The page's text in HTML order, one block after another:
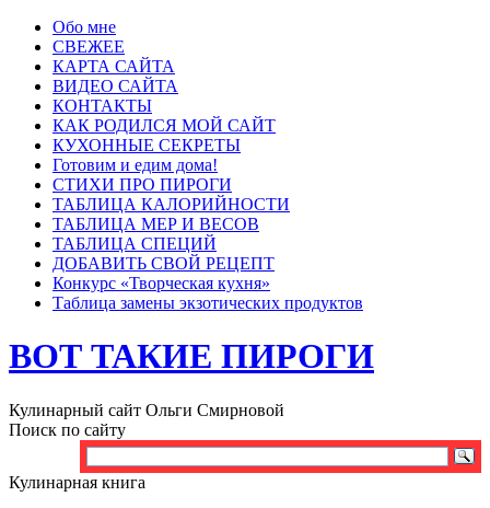
Обо мне
СВЕЖЕЕ
КАРТА САЙТА
ВИДЕО САЙТА
КОНТАКТЫ
КАК РОДИЛСЯ МОЙ САЙТ
КУХОННЫЕ СЕКРЕТЫ
Готовим и едим дома!
СТИХИ ПРО ПИРОГИ
ТАБЛИЦА КАЛОРИЙНОСТИ
ТАБЛИЦА МЕР И ВЕСОВ
ТАБЛИЦА СПЕЦИЙ
ДОБАВИТЬ СВОЙ РЕЦЕПТ
Конкурс «Творческая кухня»
Таблица замены экзотических продуктов
ВОТ ТАКИЕ ПИРОГИ
Кулинарный сайт Ольги Смирновой
Поиск по сайту
Кулинарная книга